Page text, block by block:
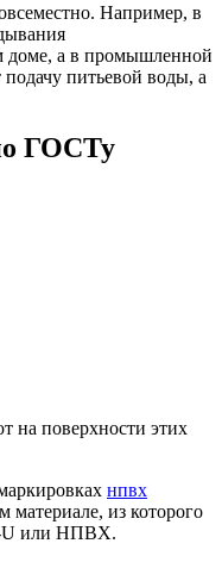
Например, в
доме, а в промышленной
питьевой воды, а
ГОСТу
на поверхности этих
нпвх
материале, из которого
U или НПВХ.